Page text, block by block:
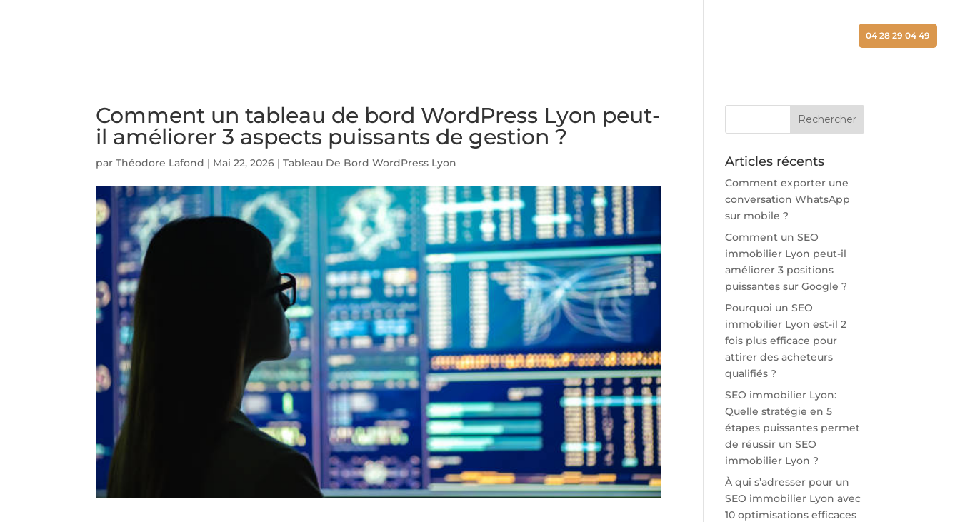
04 28 29 04 49
Comment un tableau de bord WordPress Lyon peut-
il améliorer 3 aspects puissants de gestion ?
parThéodore Lafond | Mai 22, 2026 |Tableau De Bord WordPress Lyon Articles récents
Comment exporter une
conversation WhatsApp
sur mobile ?
Comment un SEO
immobilier Lyon peut-il
améliorer 3 positions
puissantes sur Google ?
Pourquoi un SEO
immobilier Lyon est-il 2
fois plus efficace pour
attirer des acheteurs
qualifiés ?
SEO immobilier Lyon:
Quelle stratégie en 5
étapes puissantes permet
de réussir un SEO
immobilier Lyon ?
À qui s’adresser pour un
SEO immobilier Lyon avec
10 optimisations efficaces